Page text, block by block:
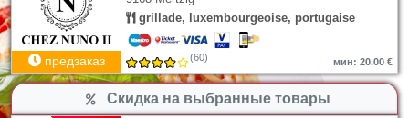
grillade, luxembourgeoise, portugaise
предзаказ (60) мин: 20.00 €
Скидка на выбранные товары